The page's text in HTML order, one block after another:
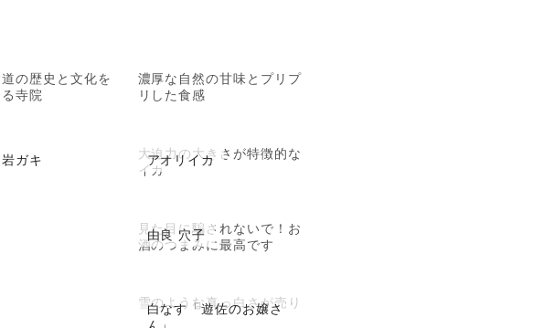
の歴史と文化を
寺院
濃厚な自然の甘味とプリプ
リした食感
ガキ アオリイカ
大迫力の大きさが特徴的な
イカ
由良 穴子
見た目に騙されないで！お
酒のつまみに最高です
白なす「遊佐のお嬢さ
雪のような真っ白さが売り